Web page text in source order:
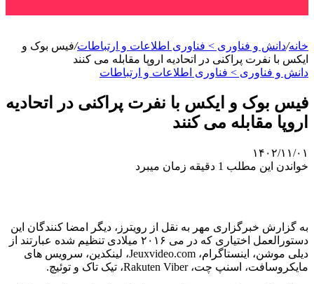
خانه/دانش و فناوری > فناوری اطلاعات و ارتباطات/فیس بوک و
ایکس با نفرت پراکنی در اتحادیه اروپا مقابله می کنند
دانش و فناوری > فناوری اطلاعات و ارتباطات
فیس بوک و ایکس با نفرت پراکنی در اتحادیه
اروپا مقابله می کنند
۱۴۰۲/۱۱/۰۱
خواندن این مطلب 1 دقیقه زمان میبرد
به گزارش خبرگزاری مهر به نقل از رویترز، دیگر امضا کنندگان این
دستورالعمل اختیاری که در می ۲۰۱۶ میلادی تنظیم شده عبارتند از
دیلی موشن، اینستاگرام، Jeuxvideo.com، لینکدین، سرویس های
مایکروسافت، اسنپ چت، Rakuten Viber، تیک تاک و توئیچ.